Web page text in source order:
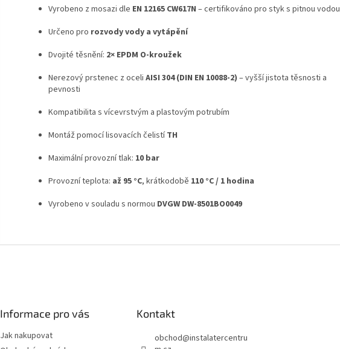
Vyrobeno z mosazi dle EN 12165 CW617N – certifikováno pro styk s pitnou vodou
Určeno pro rozvody vody a vytápění
Dvojité těsnění: 2× EPDM O-kroužek
Nerezový prstenec z oceli AISI 304 (DIN EN 10088-2) – vyšší jistota těsnosti a
pevnosti
Kompatibilita s vícevrstvým a plastovým potrubím
Montáž pomocí lisovacích čelistíTH
Maximální provozní tlak: 10 bar
Provozní teplota: až 95 °C, krátkodobě 110 °C / 1 hodina
Vyrobeno v souladu s normou DVGW DW-8501BO0049
Informace pro vás
Jak nakupovat
Kontakt
obchod@instalatercentru